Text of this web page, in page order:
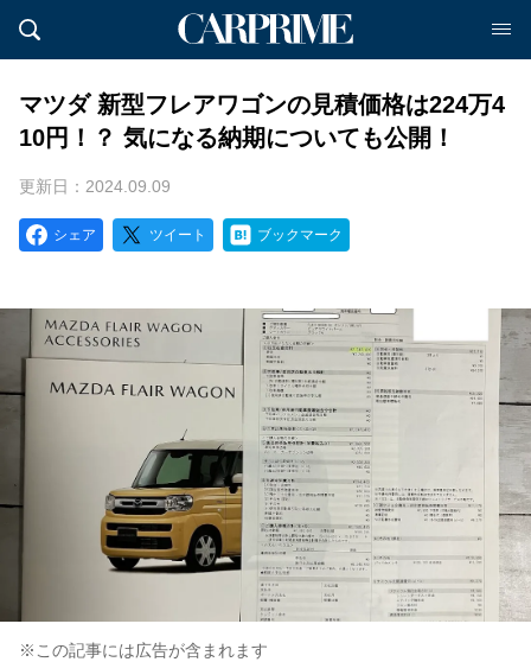
マツダ 新型フレアワゴンの見積価格は224万4
10円！？ 気になる納期についても公開！
更新日：2024.09.09
シェア ツイート ブックマーク
※この記事には広告が含まれます